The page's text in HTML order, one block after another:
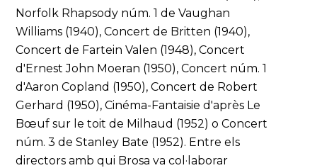
Norfolk Rhapsody núm. 1 de Vaughan
Williams (1940), Concert de Britten (1940),
Concert de Fartein Valen (1948), Concert
d'Ernest John Moeran (1950), Concert núm. 1
d'Aaron Copland (1950), Concert de Robert
Gerhard (1950), Cinéma-Fantaisie d'après Le
Bœuf sur le toit de Milhaud (1952) o Concert
núm. 3 de Stanley Bate (1952). Entre els
directors amb qui Brosa va col·laborar